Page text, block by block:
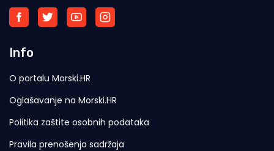
Info
O portalu Morski.HR
Oglašavanje na Morski.HR
Politika zaštite osobnih podataka
Pravila prenošenja sadržaja